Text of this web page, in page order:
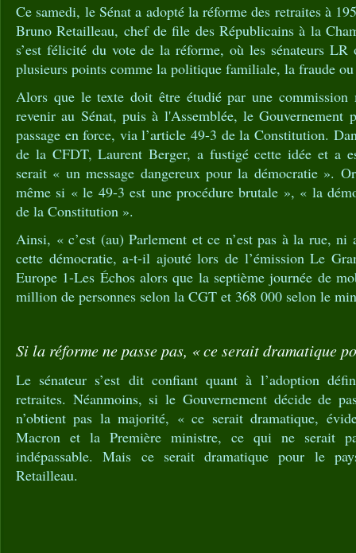
Ce samedi, le Sénat a adopté la réforme des retraites à
Bruno Retailleau, chef de file des Républicains à la
s’est félicité du vote de la réforme, où les sénateurs
plusieurs points comme la politique familiale, la fraude
Alors que le texte doit être étudié par une commission
revenir au Sénat, puis à l'Assemblée, le
passage en force, via l’article 49-3 de la Constitution.
de la CFDT, Laurent Berger, a fustigé cette idée et a
serait « un message dangereux pour la démocratie ».
même si « le 49-3 est une procédure brutale », « la
de la Constitution ».
Ainsi, « c’est (au) Parlement et ce n’est pas à la rue,
cette démocratie, a-t-il ajouté lors de l’émission Le
Europe 1-Les Échos alors que la septième journée de
million de personnes selon la CGT et 368 000 selon le
Si la réforme ne passe pas, « ce serait dramatique
Le sénateur s’est dit confiant quant à l’adoption
retraites. Néanmoins, si le Gouvernement décide de
n’obtient pas la majorité, « ce serait dramatique,
Macron et la Première ministre, ce qui ne serait
indépassable. Mais ce serait dramatique pour le
Retailleau.